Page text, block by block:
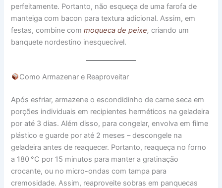
perfeitamente. Portanto, não esqueça de uma farofa de
manteiga com bacon para textura adicional. Assim, em
festas, combine commoqueca de peixe, criando um
banquete nordestino inesquecível.
Como Armazenar e Reaproveitar
Após esfriar, armazene o escondidinho de carne seca em
porções individuais em recipientes herméticos na geladeira
por até 3 dias. Além disso, para congelar, envolva em filme
plástico e guarde por até 2 meses – descongele na
geladeira antes de reaquecer. Portanto, reaqueça no forno
a 180 °C por 15 minutos para manter a gratinação
crocante, ou no micro-ondas com tampa para
cremosidade. Assim, reaproveite sobras em panquecas